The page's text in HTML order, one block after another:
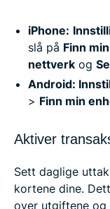
iPhone:
slå på Finn
nettverk og
Android:
> Finn min
Aktiver
Sett daglige
kortene dine.
over utgiftene og